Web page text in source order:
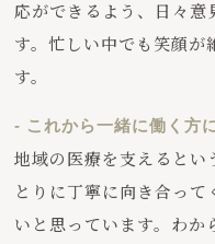
応ができるよう、日々意
す。忙しい中でも笑顔が
す。
- これから一緒に働く方
地域の医療を支えるとい
とりに丁寧に向き合っ
いと思っています。わか